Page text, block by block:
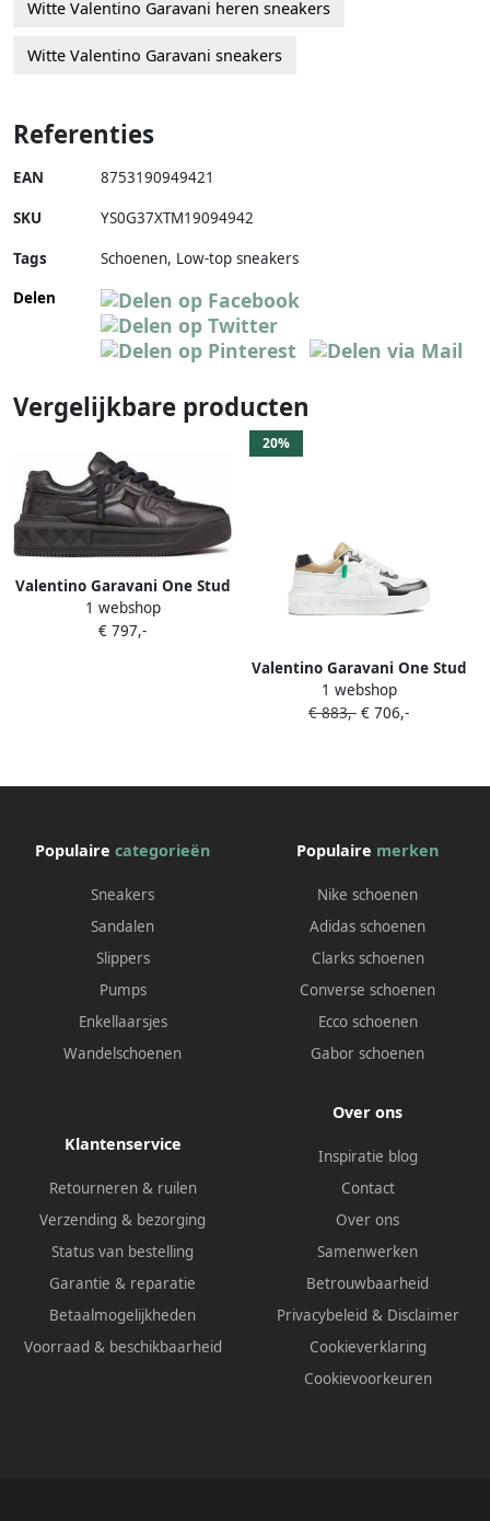
Witte Valentino Garavani heren sneakers
Witte Valentino Garavani sneakers
Referenties
EAN 8753190949421
SKU YS0G37XTM19094942
Tags
Schoenen, Low-top sneakers
Delen
Vergelijkbare producten
Valentino Garavani One Stud
XL nappaleren low-top
sneakers Zwart
1 webshop
€ 797,-
20%
Valentino Garavani One Stud
XL sneakers Wit
1 webshop
€ 883,- € 706,-
Populaire categorieën
Sneakers
Sandalen
Slippers
Pumps
Enkellaarsjes
Wandelschoenen
Populaire merken
Nike schoenen
Adidas schoenen
Clarks schoenen
Converse schoenen
Ecco schoenen
Gabor schoenen
Klantenservice
Retourneren & ruilen
Verzending & bezorging
Status van bestelling
Garantie & reparatie
Betaalmogelijkheden
Voorraad & beschikbaarheid
Over ons
Inspiratie blog
Contact
Over ons
Samenwerken
Betrouwbaarheid
Privacybeleid & Disclaimer
Cookieverklaring
Cookievoorkeuren